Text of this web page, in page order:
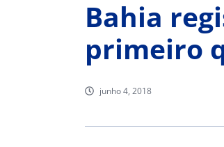
Bahia
primeiro
junho 4, 2018